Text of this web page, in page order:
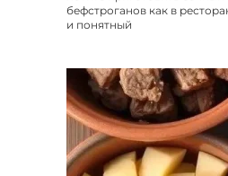
бефстроганов как в
и понятный